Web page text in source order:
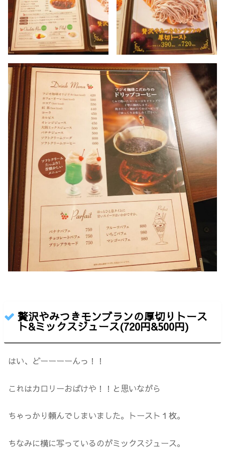
贅沢やみつきモンブランの厚切りトース
ト&ミックスジュース(720円&500円)
はい、どーーーーんっ！！
これはカロリーおばけや！！と思いながら
ちゃっかり頼んでしまいました。トースト１枚。
ちなみに横に写っているのがミックスジュース。